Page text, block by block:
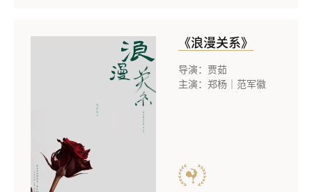
《浪漫关系》
导演：贾茹
主演：郑杨｜范军徽